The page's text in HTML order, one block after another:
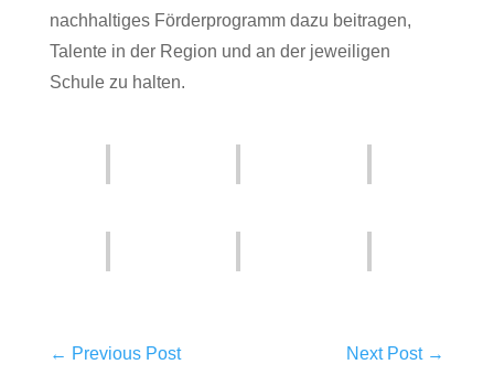
nachhaltiges Förderprogramm dazu beitragen,
Talente in der Region und an der jeweiligen
Schule zu halten.
← Previous Post Next Post→